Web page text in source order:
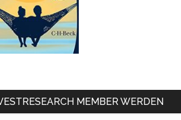
MEMBER WERDEN